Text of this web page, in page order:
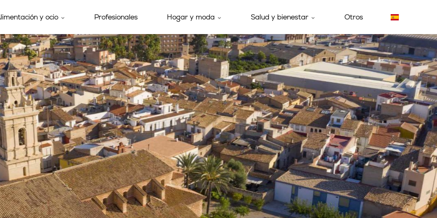
y ocio Profesionales Hogar y moda Salud y bienestar Otros